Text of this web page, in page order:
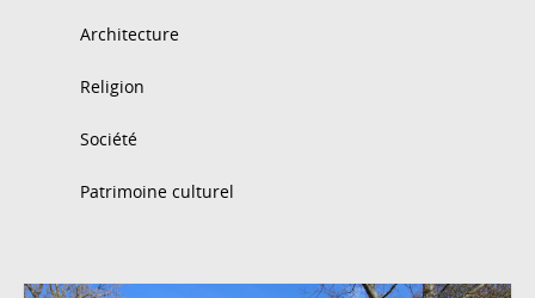
Architecture
Religion
Société
Patrimoine culturel